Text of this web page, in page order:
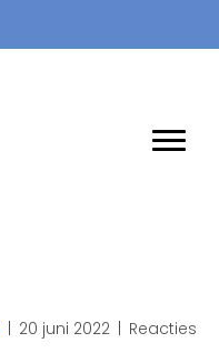
| 20 juni 2022 | Reacties